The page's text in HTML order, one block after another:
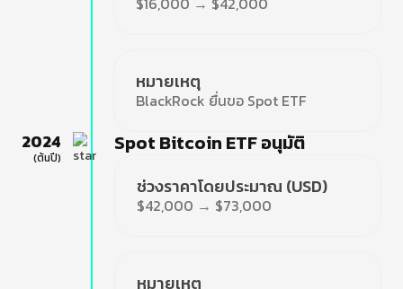
หมายเหตุ
BlackRock ยื่นขอ Spot ETF
2024
(ต้นปี)
Spot Bitcoin ETF อนุมัติ
ช่วงราคาโดยประมาณ (USD)
$42,000 → $73,000
หมายเหตุ